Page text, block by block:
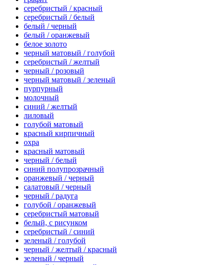
серебристый / красный
серебристый / белый
белый / черный
белый / оранжевый
белое золото
черный матовый / голубой
серебристый / желтый
черный / розовый
черный матовый / зеленый
пурпурный
молочный
синий / желтый
лиловый
голубой матовый
красный кирпичный
охра
красный матовый
черный / белый
синий полупрозрачный
оранжевый / черный
салатовый / черный
черный / радуга
голубой / оранжевый
серебристый матовый
белый, с рисунком
серебристый / синий
зеленый / голубой
черный / желтый / красный
зеленый / черный